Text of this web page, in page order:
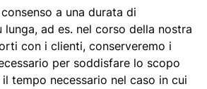
a una durata di
lunga, ad es. nel corso della nostra
con i clienti, conserveremo i
per soddisfare lo scopo
tempo necessario nel caso in cui